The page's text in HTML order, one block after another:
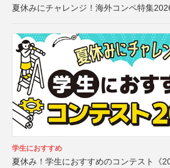
夏休みにチャレンジ！海外コンペ特集
学生におすすめ
夏休み！学生におすすめのコンテスト《